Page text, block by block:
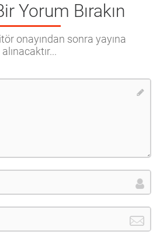
Yorum Bırakın
onayından sonra yayına
alınacaktır...